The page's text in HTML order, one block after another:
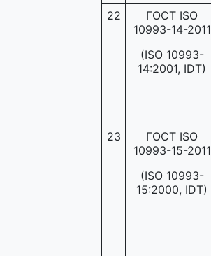
22
ГОСТ ISO
10993-14-2011
(ISO 10993-
14:2001, IDT)
23
ГОСТ ISO
10993-15-2011
(ISO 10993-
15:2000, IDT)